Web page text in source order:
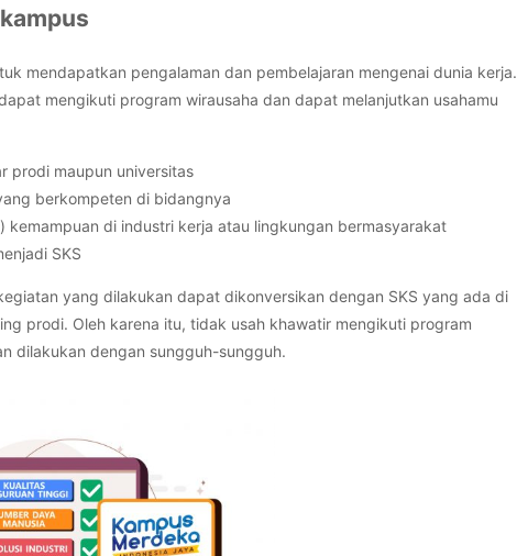
mendapatkan pengalaman dan pembelajaran mengenai dunia kerja.
mengikuti program wirausaha dan dapat melanjutkan usahamu
prodi maupun universitas
berkompeten di bidangnya
kemampuan di industri kerja atau lingkungan bermasyarakat
SKS
yang dilakukan dapat dikonversikan dengan SKS yang ada di
prodi. Oleh karena itu, tidak usah khawatir mengikuti program
dilakukan dengan sungguh-sungguh.